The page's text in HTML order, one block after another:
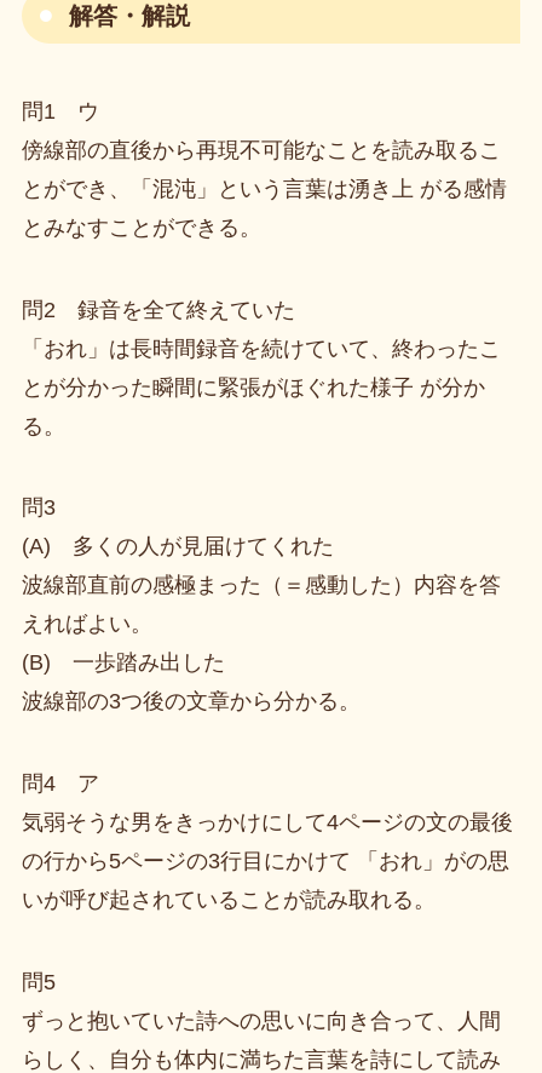
解答・解説
問1 ウ
傍線部の直後から再現不可能なことを読み取るこ
とができ、「混沌」という言葉は湧き上 がる感情
とみなすことができる。
問2 録音を全て終えていた
「おれ」は長時間録音を続けていて、終わったこ
とが分かった瞬間に緊張がほぐれた様子 が分か
る。
問3
(A) 多くの人が見届けてくれた
波線部直前の感極まった（＝感動した）内容を答
えればよい。
(B) 一歩踏み出した
波線部の3つ後の文章から分かる。
問4 ア
気弱そうな男をきっかけにして4ページの文の最後
の行から5ページの3行目にかけて 「おれ」がの思
いが呼び起されていることが読み取れる。
問5
ずっと抱いていた詩への思いに向き合って、人間
らしく、自分も体内に満ちた言葉を詩にして読み